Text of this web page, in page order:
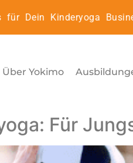
Dein Kinderyoga
Über Yokimo
Für